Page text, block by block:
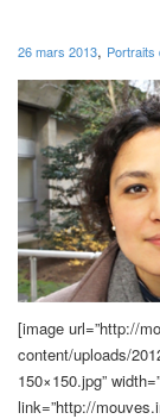
26 mars 2013, Portraits
[image url=”http://
content/uploads/
150×150.jpg”
link=”http://